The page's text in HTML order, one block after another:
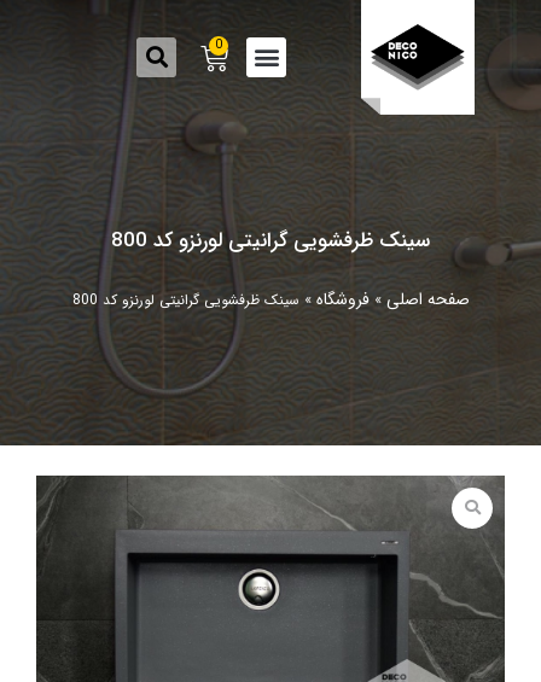
0
سینک ظرفشویی گرانیتی لورنزو کد 800
صفحه اصلی »فروشگاه » سینک ظرفشویی گرانیتی لورنزو کد 800